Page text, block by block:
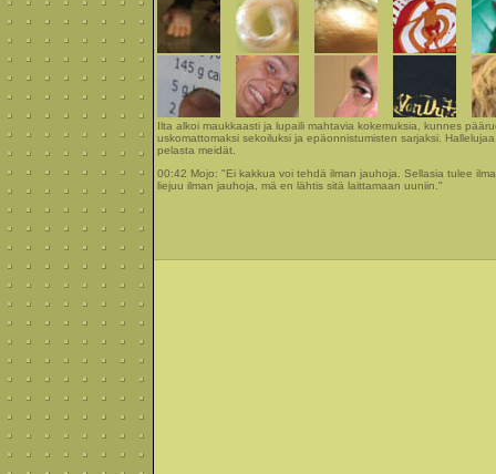
Ilta alkoi maukkaasti ja lupaili mahtavia kokemuksia, kunnes
uskomattomaksi sekoiluksi ja epäonnistumisten sarjaksi.
pelasta meidät.
00:42 Mojo: "Ei kakkua voi tehdä ilman jauhoja. Sellasia tulee
liejuu ilman jauhoja, mä en lähtis sitä laittamaan uuniin."